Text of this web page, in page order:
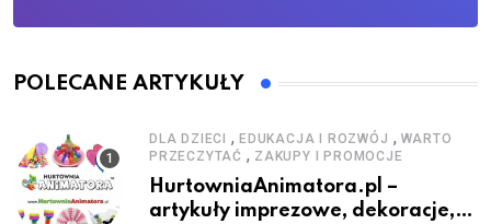
POLECANE ARTYKUŁY
DLA DZIECI , EDUKACJA I ROZWÓJ , WARTO
PRZECZYTAĆ , ZAKUPY I PROMOCJE
HurtowniaAnimatora.pl –
artykuły imprezowe, dekoracje,